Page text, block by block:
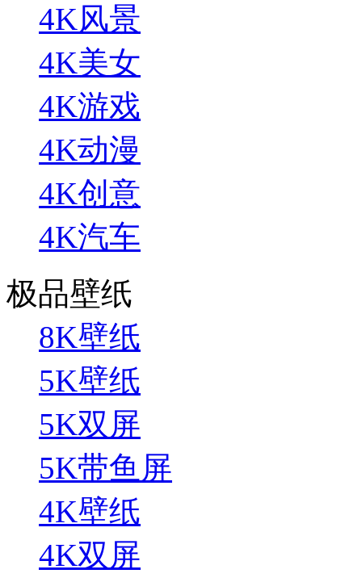
4K风景
4K美女
4K游戏
4K动漫
4K创意
4K汽车
极品壁纸
8K壁纸
5K壁纸
5K双屏
5K带鱼屏
4K壁纸
4K双屏